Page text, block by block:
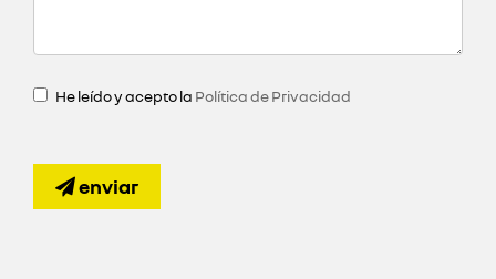
He leído y acepto la Política de Privacidad
enviar